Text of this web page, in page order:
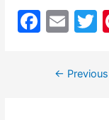
F
E
ai
Post←